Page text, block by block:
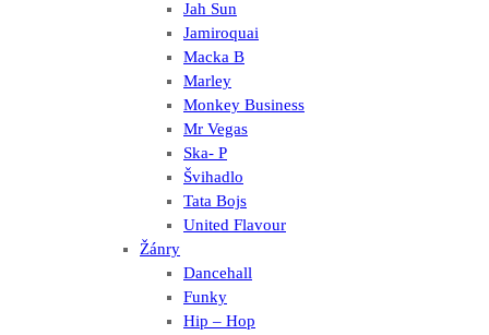
Jah Sun
Jamiroquai
Macka B
Marley
Monkey Business
Mr Vegas
Ska- P
Švihadlo
Tata Bojs
United Flavour
Žánry
Dancehall
Funky
Hip – Hop